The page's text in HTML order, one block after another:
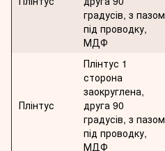
градусів, з пазом
під проводку,
МДФ
Плінтус
Плінтус 1
сторона
заокруглена,
друга 90
градусів, з пазом
під проводку,
МДФ